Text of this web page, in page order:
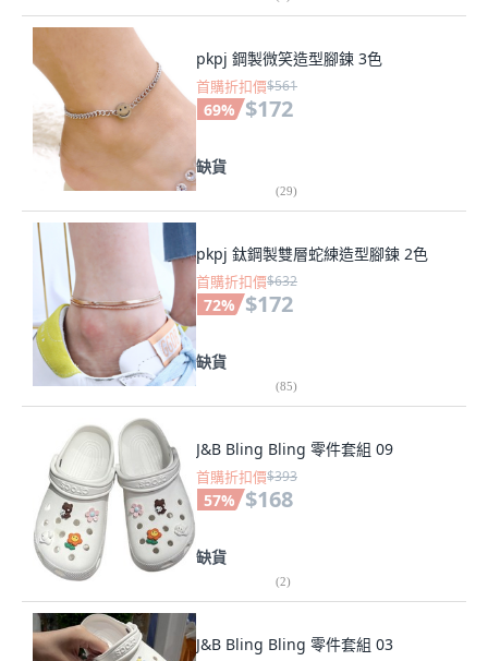
pkpj 鋼製微笑造型腳鍊 3色
首購折扣價$561
69% $172
缺貨
(29)
pkpj 鈦鋼製雙層蛇練造型腳鍊 2色
首購折扣價$632
72% $172
缺貨
(85)
J&B Bling Bling 零件套組 09
首購折扣價$393
57% $168
缺貨
(2)
J&B Bling Bling 零件套組 03